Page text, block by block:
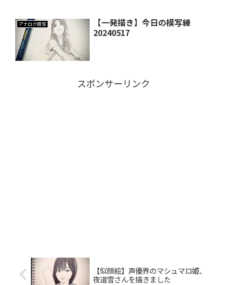
アナログ模写
【一発描き】今日の模写練
20240517
スポンサーリンク
【似顔絵】声優界のマシュマロ姫、
夜道雪さんを描きました